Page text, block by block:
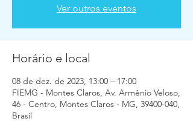
Ver outros eventos
Horário e local
08 de dez. de 2023, 13:00 – 17:00
FIEMG - Montes Claros, Av. Armênio Veloso,
46 - Centro, Montes Claros - MG, 39400-040,
Brasil